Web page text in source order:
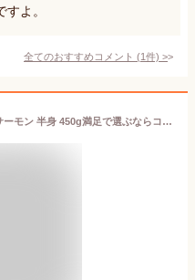
よ。
全てのおすすめコメント (1件) >
【希少】鮭の王様！天然キングサーモン 半身 450g満足で選ぶならコレ！！お取り寄せグルメ サーモン さけ シャケ 魚 海鮮 海産物 食品 おつまみ グルメ 冷凍食品 お取り寄せ 切り身